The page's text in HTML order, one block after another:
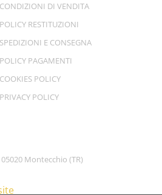
CONDIZIONI DI VENDITA
POLICY RESTITUZIONI
SPEDIZIONI E CONSEGNA
POLICY PAGAMENTI
COOKIES POLICY
PRIVACY POLICY
Montecchio (TR)